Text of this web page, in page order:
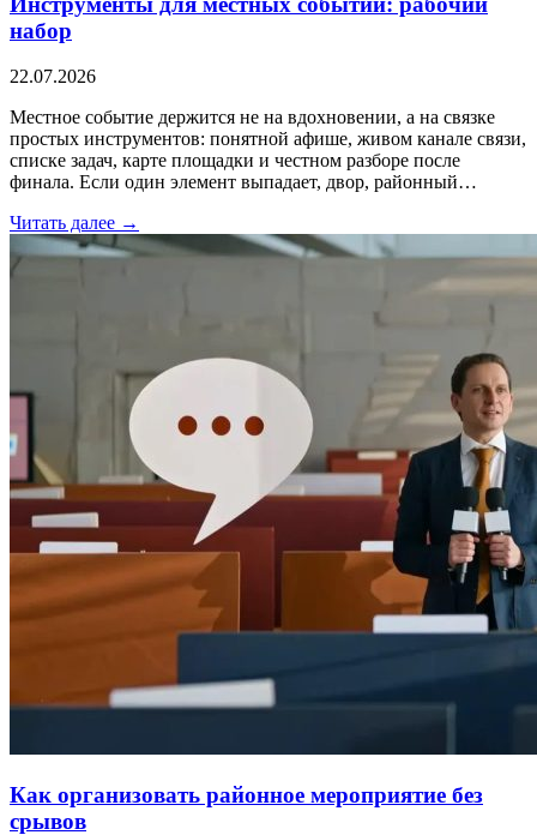
набор
22.07.2026
Местное событие держится не на вдохновении, а на связке
простых инструментов: понятной афише, живом канале связи,
списке задач, карте площадки и честном разборе после
финала. Если один элемент выпадает, двор, районный…
Читать далее →
Как организовать районное мероприятие без
срывов